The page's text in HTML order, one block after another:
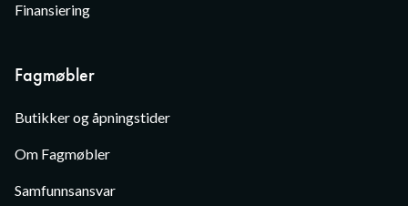
Finansiering
Fagmøbler
Butikker og åpningstider
Om Fagmøbler
Samfunnsansvar